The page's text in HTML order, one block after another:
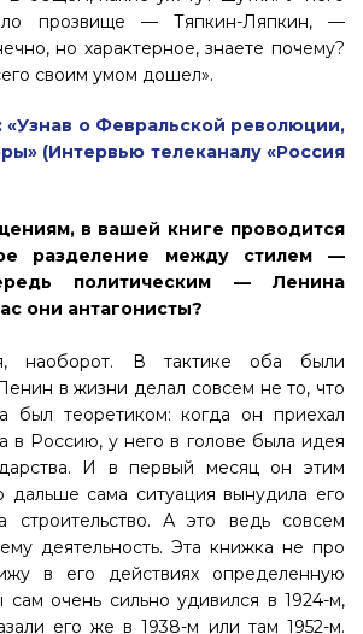
прозвище — Тяпкин-Ляпкин, —
но характерное, знаете почему?
своим умом дошел».
«Узнав о Февральской революции,
(Интервью телеканалу «Россия
в вашей книге проводится
разделение между стилем —
политическим — Ленина
они антагонисты?
наоборот. В тактике оба были
в жизни делал совсем не то, что
был теоретиком: когда он приехал
в Россию, у него в голове была идея
И в первый месяц он этим
сама ситуация вынудила его
строительство. А это ведь совсем
деятельность. Эта книжка не про
в его действиях определенную
очень сильно удивился в 1924-м,
его же в 1938-м или там 1952-м.